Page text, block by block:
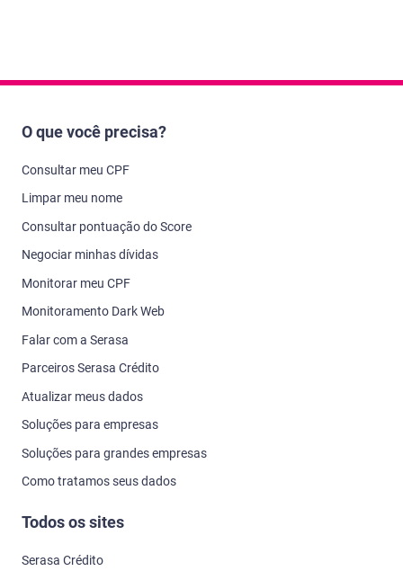
O que você precisa?
Consultar meu CPF
Limpar meu nome
Consultar pontuação do Score
Negociar minhas dívidas
Monitorar meu CPF
Monitoramento Dark Web
Falar com a Serasa
Parceiros Serasa Crédito
Atualizar meus dados
Soluções para empresas
Soluções para grandes empresas
Como tratamos seus dados
Todos os sites
Serasa Crédito